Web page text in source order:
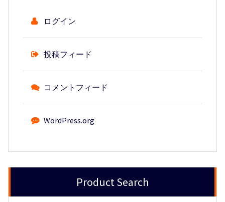
ログイン
投稿フィード
コメントフィード
WordPress.org
Product Search